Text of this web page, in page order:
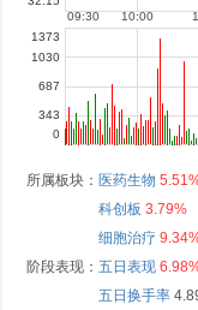
所属板块： 医药生物
科创板 3.79%
细胞治疗
阶段表现： 五日表现
五日换手率